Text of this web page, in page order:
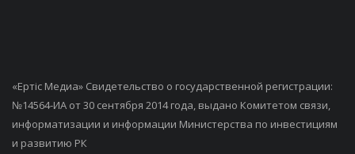
«Ертiс Медиа» Свидетельство о государственной регистрации:
№14564-ИА от 30 сентября 2014 года, выдано Комитетом связи,
информатизации и информации Министерства по инвестициям
и развитию РК